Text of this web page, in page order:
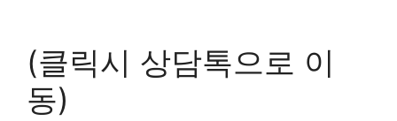
(클릭시 상담톡으로 이
동)